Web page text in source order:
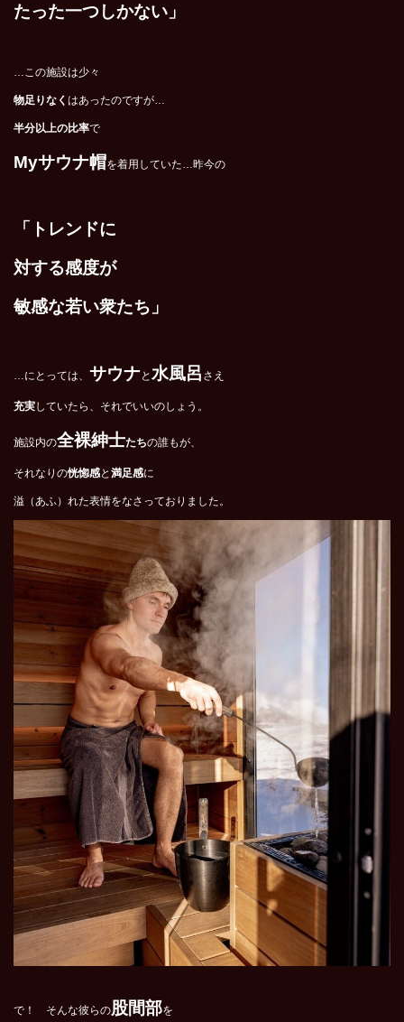
たった一つしかない」
…この施設は少々
物足りなく はあったのですが…
半分以上の比率で
Myサウナ帽を着用していた…昨今の
「トレンドに
対する感度が
敏感な若い衆たち」
…にとっては、 サウナと水風呂 さえ
充実していたら、それでいいのしょう。
施設内の全裸紳士たちの誰もが、
それなりの恍惚感と満足感に
溢（あふ）れた表情をなさっておりました。
で！ そんな彼らの股間部を